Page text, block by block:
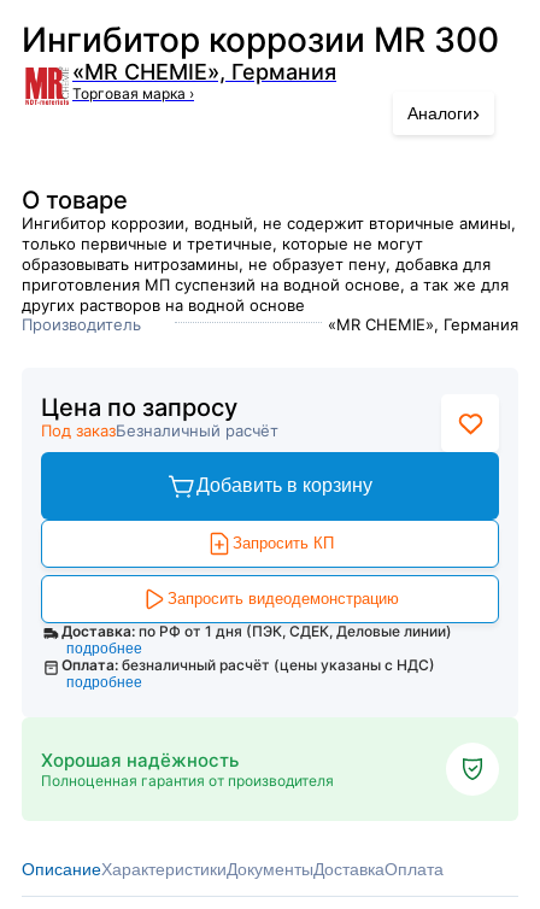
Ингибитор коррозии MR 300
«MR CHEMIE», Германия
Торговая марка ›
Аналоги›
О товаре
Ингибитор коррозии, водный, не содержит вторичные амины,
только первичные и третичные, которые не могут
образовывать нитрозамины, не образует пену, добавка для
приготовления МП суспензий на водной основе, а так же для
других растворов на водной основе
Производитель
«MR CHEMIE», Германия
Цена по запросу
Под заказБезналичный расчёт
Добавить в корзину
Запросить КП
Запросить видеодемонстрацию
Доставка: по РФ от 1 дня (ПЭК, СДЕК, Деловые линии)
подробнее
Оплата: безналичный расчёт (цены указаны с НДС)
подробнее
Хорошая надёжность
Полноценная гарантия от производителя
ОписаниеХарактеристикиДокументыДоставкаОплата